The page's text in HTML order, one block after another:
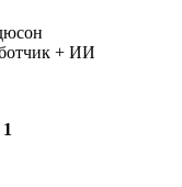
+ ИИ
1